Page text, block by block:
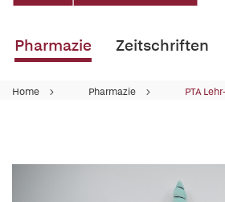
Pharmazie Zeitschriften
Home Pharmazie PTA